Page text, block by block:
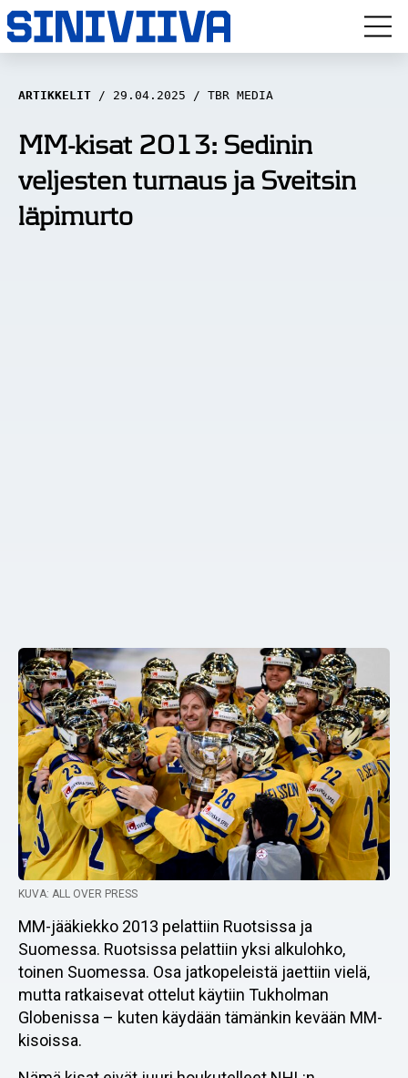
LUUVITONEN
HAASTATTELUT
NÄKÖKULMAT
ANALYYSIT
ARTIKKELIT 29.04.2025 TBR MEDIA
MM-kisat 2013: Sedinin
veljesten turnaus ja Sveitsin
läpimurto
KUVA: ALL OVER PRESS
MM-jääkiekko 2013 pelattiin Ruotsissa ja
Suomessa. Ruotsissa pelattiin yksi alkulohko,
toinen Suomessa. Osa jatkopeleistä jaettiin vielä,
mutta ratkaisevat ottelut käytiin Tukholman
Globenissa – kuten käydään tämänkin kevään MM-
kisoissa.